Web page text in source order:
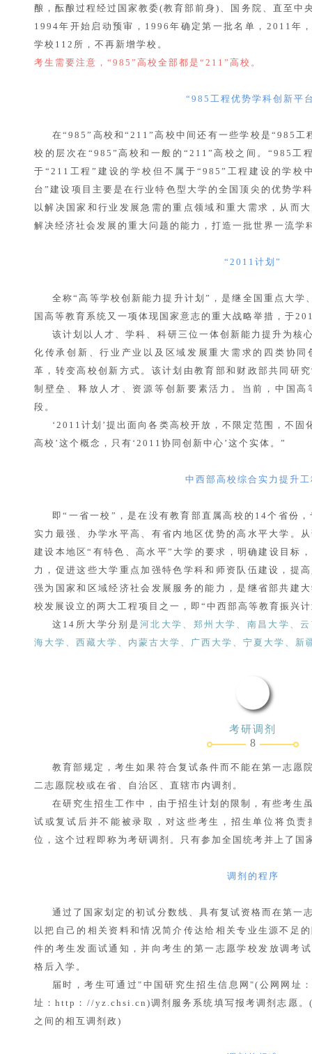
酿，酝酿过程经过国家教委(教育部前身)、国务院、直至中
1994年开始启动预审，1996年确定第一批名单，2011年
学校112所，不再新增学校。
考生需要注意，“985”高校全部都是“211”高校。
“985工程优势学科创新平
在“985”高校和“211”高校中间还有一些学校是“985工
校的层次在“985”高校和一般的“211”高校之间。“985工
于“211工程”建设的学校但不属于“985”工程建设的学校
台”建设项目主要是在行业特色型大学的全国顶尖的优势学
以解决国家和行业发展急需的重点领域和重大需求，从而
解决经济社会发展的重大问题的能力，打造一批世界一流学
“2011计划”
全称“高等学校创新能力提升计划”，是继全国重点大
国高等教育系统又一项体现国家意志的重大战略举措，于
该计划以人才、学科、科研三位一体创新能力提升为核
化传承创新、行业产业以及区域发展重大需求的四类协
革，转变高校创新方式。该计划由教育部和财政部共同研
制壁垒、释放人才、资源等创新要素活力。当前，中国
段。
‘2011计划’提出面向各类高校开放，不限定范围，不
高校’这个概念，只有‘2011协同创新中心’这个实体。”
中西部高校综合实力提升工
即“一省一校”，是在没有教育部直属高校的14个省份
实力最强、办学水平高、有省内地区优势的高水平大学。
建设本地区“有特色、高水平”大学的要求，明确建设目标
力，促进这些大学重点加强特色学科和师资队伍建设，提
强为国家和区域经济社会发展服务的能力，是继省部共建
校发展设立的两大工程项目之一，即“中西部高等教育振兴
这14所大学分别是 河北大学、郑州大学、南昌大学、
海大学、西藏大学、内蒙古大学、广西大学、宁夏大学、新
考研调剂
8
教育部规定，考生如果符合复试条件而不能在第一志愿
二志愿院校或在省、自治区、直辖市内调剂。
在研究生招生工作中，由于招生计划的限制，有些考生
试或复试后并不能被录取，对这些考生，招生单位将负
位，这个过程即称为考研调剂。只有参加全国统考并上了国
调剂的程序
通过了国家划定的初试分数线、具有复试资格而在第一
以把自己的相关资料和情况简介传达给相关专业生源不足
件的考生发面试通知，并向考生的第一志愿学校发放调考
格后入学。
届时，考生可通过"中国研究生招生信息网"(公网网
址：http：//yz.chsi.cn)调剂服务系统填写报考调剂志愿。
之间的相互调剂政)